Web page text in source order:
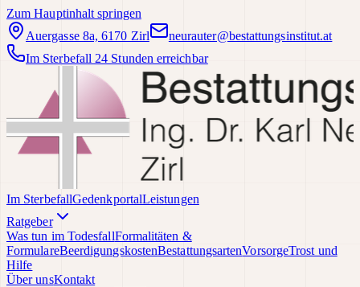
Zum Hauptinhalt springen
Auergasse 8a, 6170 Zirl
neurauter@bestattungsinstitut.at
Im Sterbefall 24 Stunden erreichbar
Im SterbefallGedenkportalLeistungen
Ratgeber
Was tun im TodesfallFormalitäten &
FormulareBeerdigungskostenBestattungsartenVorsorgeTrost und
Hilfe
Über unsKontakt